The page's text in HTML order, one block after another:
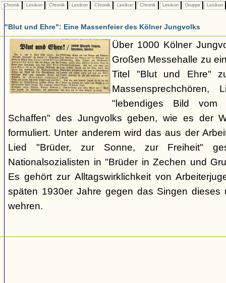
Chronik Lexikon Chronik Lexikon Chronik Lexikon Chronik Lexikon Gruppe Lexikon
"Blut und Ehre": Eine Massenfeier des Kölner Jungvolks
Über 1000 Kölner
Großen Messehalle zu
Titel "Blut und Ehre"
"lebendiges Bild vom
Schaffen" des Jungvolks geben, wie es der
formuliert. Unter anderem wird das aus der
Lied "Brüder, zur Sonne, zur Freiheit"
Nationalsozialisten in "Brüder in Zechen und
Es gehört zur Alltagswirklichkeit von
späten 1930er Jahre gegen das Singen dieses
wehren.